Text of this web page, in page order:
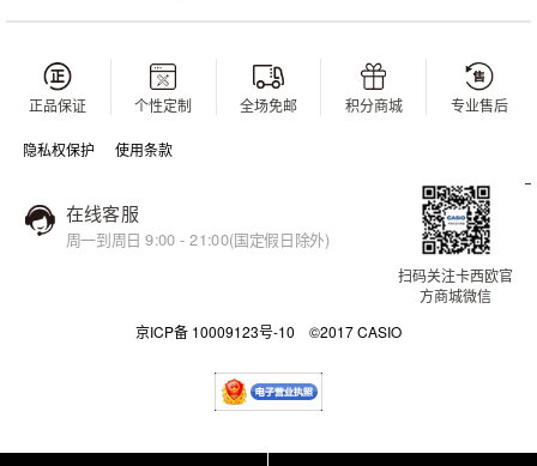
正品保证 个性定制 全场免邮 积分商城 专业售后
隐私权保护 使用条款
在线客服
周一到周日 9:00 - 21:00(国定假日除外)
扫码关注卡西欧官
方商城微信
京ICP备 10009123号-10 ©2017 CASIO